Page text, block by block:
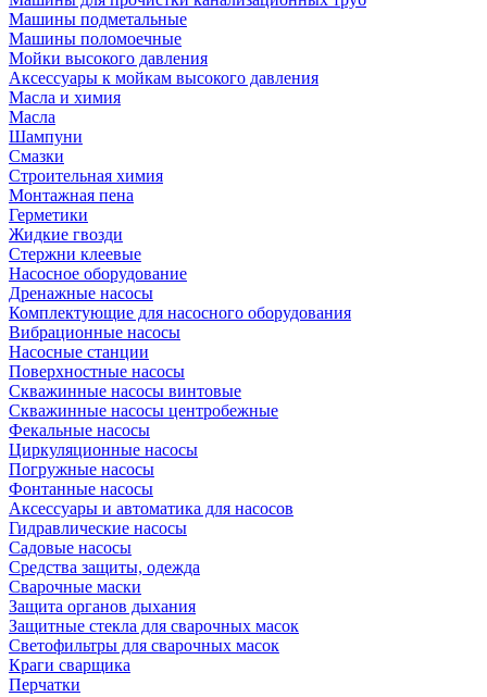
Машины подметальные
Машины поломоечные
Мойки высокого давления
Аксессуары к мойкам высокого давления
Масла и химия
Масла
Шампуни
Смазки
Строительная химия
Монтажная пена
Герметики
Жидкие гвозди
Стержни клеевые
Насосное оборудование
Дренажные насосы
Комплектующие для насосного оборудования
Вибрационные насосы
Насосные станции
Поверхностные насосы
Скважинные насосы винтовые
Скважинные насосы центробежные
Фекальные насосы
Циркуляционные насосы
Погружные насосы
Фонтанные насосы
Аксессуары и автоматика для насосов
Гидравлические насосы
Садовые насосы
Средства защиты, одежда
Сварочные маски
Защита органов дыхания
Защитные стекла для сварочных масок
Светофильтры для сварочных масок
Краги сварщика
Перчатки